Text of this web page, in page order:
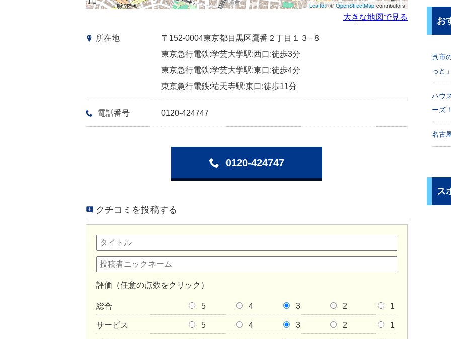
Leaflet| ©OpenStreetMapcontributors
大きな地図で見る
所在地
〒152-0004東京都目黒区鷹番２丁目１３−８
東京急行電鉄:学芸大学駅:西口:徒歩3分
東京急行電鉄:学芸大学駅:東口:徒歩4分
東京急行電鉄:祐天寺駅:東口:徒歩11分
電話番号 0120-424747
0120-424747
クチコミを投稿する
評価（任意の点数をクリック）
総合 5 4 3 2 1
サービス 5 4 3 2 1
お
呉市
っと」
ハウ
ーズ！
名古
ス